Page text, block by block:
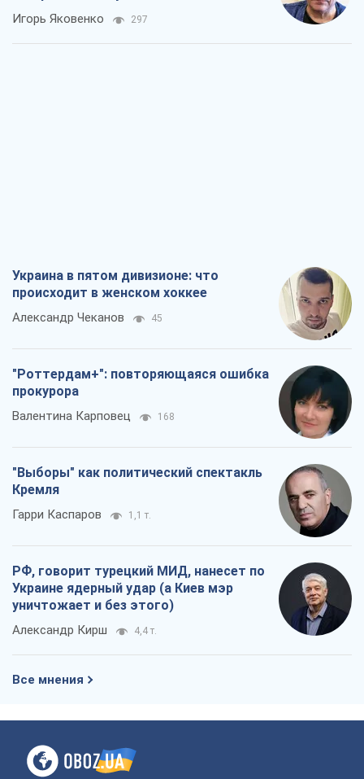
Игорь Яковенко 297
Украина в пятом дивизионе: что
происходит в женском хоккее
Александр Чеканов 45
"Роттердам+": повторяющаяся ошибка
прокурора
Валентина Карповец 168
"Выборы" как политический спектакль
Кремля
Гарри Каспаров 1,1 т.
РФ, говорит турецкий МИД, нанесет по
Украине ядерный удар (а Киев мэр
уничтожает и без этого)
Александр Кирш 4,4 т.
Все мнения